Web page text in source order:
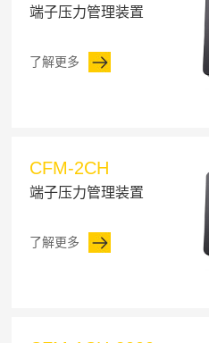
端子压力管理装置
了解更多
CFM-2CH
端子压力管理装置
了解更多